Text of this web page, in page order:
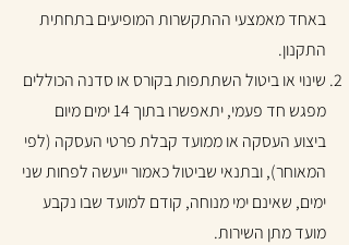
באחד מאמצעי ההתקשרות המופיעים בתחתית
התקנון.
שינוי או ביטול השתתפות בקורס או סדנה הכוללים
מפגש חד פעמי, יתאפשרו בתוך 14 ימים מיום
ביצוע העסקה או ממועד קבלת פרטי העסקה (לפי
המאוחר), ובתנאי שביטול כאמור ייעשה לפחות שני
ימים, שאינם ימי מנוחה, קודם למועד שבו נקבע
מועד מתן השירות.